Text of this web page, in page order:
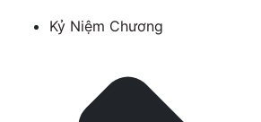
Kỷ Niệm Chương